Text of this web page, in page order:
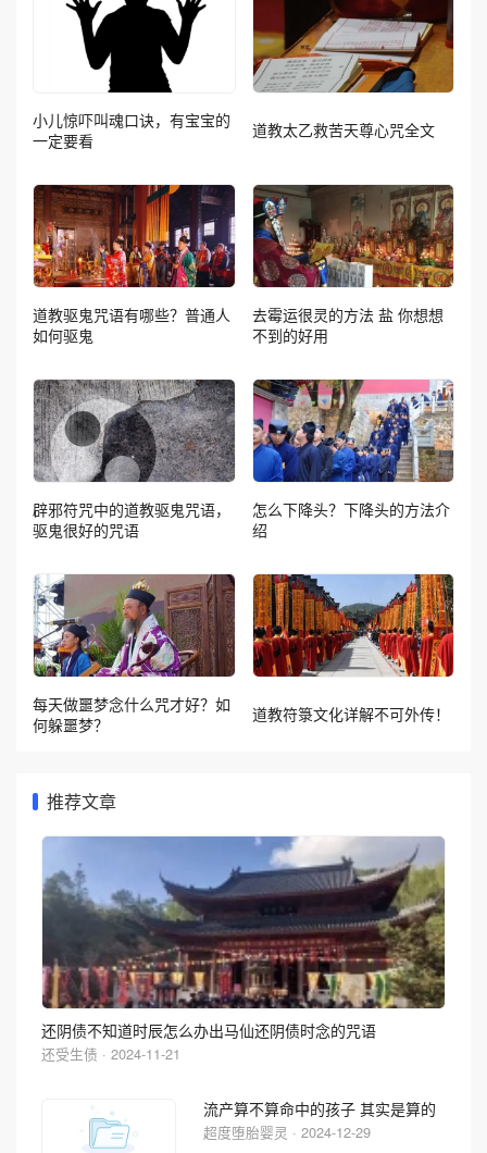
小儿惊吓叫魂口诀，有宝宝的
一定要看
道教太乙救苦天尊心咒全文
道教驱鬼咒语有哪些？普通人
如何驱鬼
去霉运很灵的方法 盐 你想想
不到的好用
辟邪符咒中的道教驱鬼咒语，
驱鬼很好的咒语
怎么下降头？下降头的方法介
绍
每天做噩梦念什么咒才好？如
何躲噩梦？
道教符箓文化详解不可外传！
推荐文章
还阴债不知道时辰怎么办出马仙还阴债时念的咒语
还受生债 · 2024-11-21
流产算不算命中的孩子 其实是算的
超度堕胎婴灵 · 2024-12-29